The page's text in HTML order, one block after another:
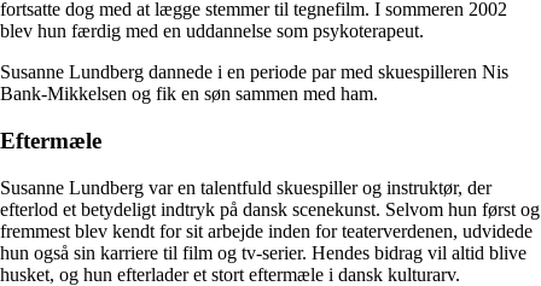
fortsatte dog med at lægge stemmer til tegnefilm. I sommeren 2002
blev hun færdig med en uddannelse som psykoterapeut.
Susanne Lundberg dannede i en periode par med skuespilleren Nis
Bank-Mikkelsen og fik en søn sammen med ham.
Eftermæle
Susanne Lundberg var en talentfuld skuespiller og instruktør, der
efterlod et betydeligt indtryk på dansk scenekunst. Selvom hun først og
fremmest blev kendt for sit arbejde inden for teaterverdenen, udvidede
hun også sin karriere til film og tv-serier. Hendes bidrag vil altid blive
husket, og hun efterlader et stort eftermæle i dansk kulturarv.